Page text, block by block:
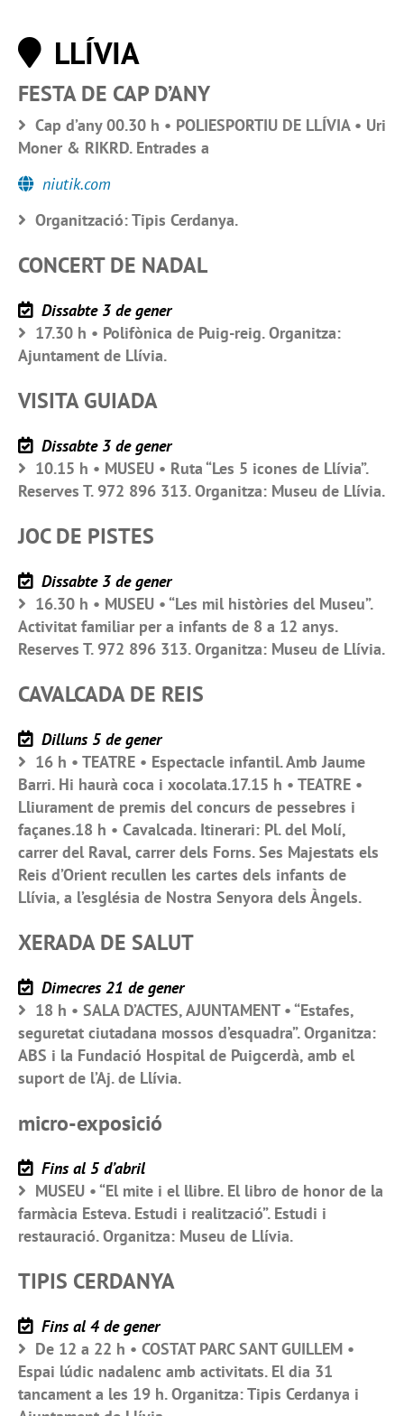
LLÍVIA
FESTA DE CAP D’ANY
Cap d’any 00.30 h • POLIESPORTIU DE LLÍVIA • Uri
Moner & RIKRD. Entrades a
niutik.com
Organització: Tipis Cerdanya.
CONCERT DE NADAL
Dissabte 3 de gener
17.30 h • Polifònica de Puig-reig. Organitza:
Ajuntament de Llívia.
VISITA GUIADA
Dissabte 3 de gener
10.15 h • MUSEU • Ruta “Les 5 icones de Llívia”.
Reserves T. 972 896 313. Organitza: Museu de Llívia.
JOC DE PISTES
Dissabte 3 de gener
16.30 h • MUSEU • “Les mil històries del Museu”.
Activitat familiar per a infants de 8 a 12 anys.
Reserves T. 972 896 313. Organitza: Museu de Llívia.
CAVALCADA DE REIS
Dilluns 5 de gener
16 h • TEATRE • Espectacle infantil. Amb Jaume
Barri. Hi haurà coca i xocolata.17.15 h • TEATRE •
Lliurament de premis del concurs de pessebres i
façanes.18 h • Cavalcada. Itinerari: Pl. del Molí,
carrer del Raval, carrer dels Forns. Ses Majestats els
Reis d’Orient recullen les cartes dels infants de
Llívia, a l’església de Nostra Senyora dels Àngels.
XERADA DE SALUT
Dimecres 21 de gener
18 h • SALA D’ACTES, AJUNTAMENT • “Estafes,
seguretat ciutadana mossos d’esquadra”. Organitza:
ABS i la Fundació Hospital de Puigcerdà, amb el
suport de l’Aj. de Llívia.
micro-exposició
Fins al 5 d’abril
MUSEU • “El mite i el llibre. El libro de honor de la
farmàcia Esteva. Estudi i realització”. Estudi i
restauració. Organitza: Museu de Llívia.
TIPIS CERDANYA
Fins al 4 de gener
De 12 a 22 h • COSTAT PARC SANT GUILLEM •
Espai lúdic nadalenc amb activitats. El dia 31
tancament a les 19 h. Organitza: Tipis Cerdanya i